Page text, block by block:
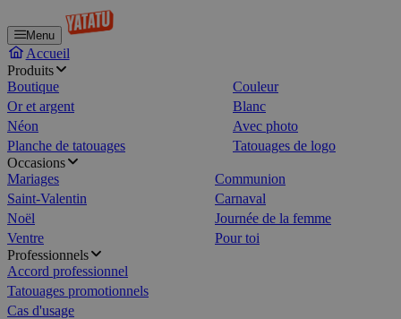
Menu
Accueil
Produits
Boutique
Couleur
Or et argent
Blanc
Néon
Avec photo
Planche de tatouages
Tatouages de logo
Occasions
Mariages
Communion
Saint-Valentin
Carnaval
Noël
Journée de la femme
Ventre
Pour toi
Professionnels
Accord professionnel
Tatouages promotionnels
Cas d'usage